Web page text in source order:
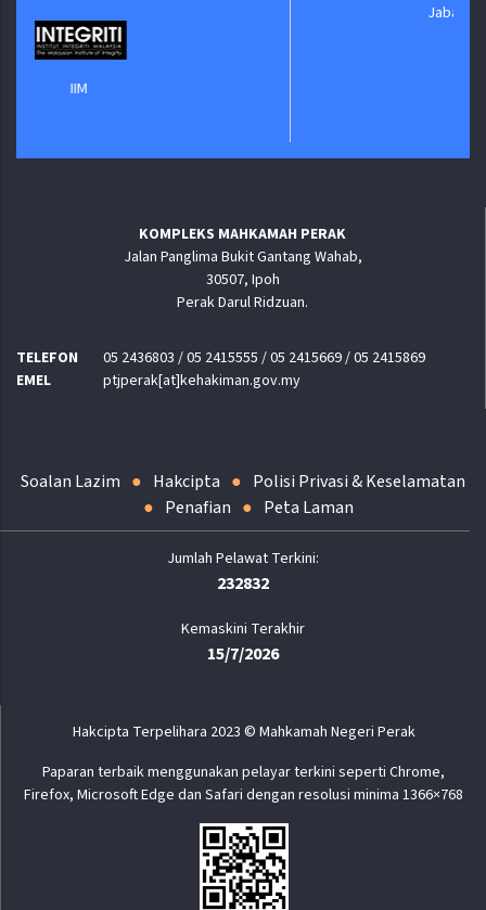
Jabatan Digital Negara
KOMPLEKS MAHKAMAH PERAK
Jalan Panglima Bukit Gantang Wahab,
30507, Ipoh
Perak Darul Ridzuan.
TELEFON
05 2436803 / 05 2415555 / 05 2415669 / 05 2415869
EMEL
ptjperak[at]kehakiman.gov.my
Soalan Lazim Hakcipta
Polisi Privasi & Keselamatan
Penafian
Peta Laman
232832
Kemaskini Terakhir
15/7/2026
Hakcipta Terpelihara 2023 © Mahkamah Negeri Perak
Paparan terbaik menggunakan pelayar terkini seperti Chrome,
Firefox, Microsoft Edge dan Safari dengan resolusi minima 1366×768